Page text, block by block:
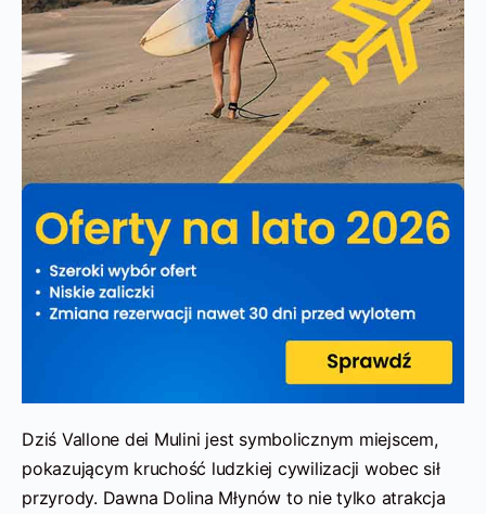
Dziś Vallone dei Mulini jest symbolicznym miejscem,
pokazującym kruchość ludzkiej cywilizacji wobec sił
przyrody. Dawna Dolina Młynów to nie tylko atrakcja